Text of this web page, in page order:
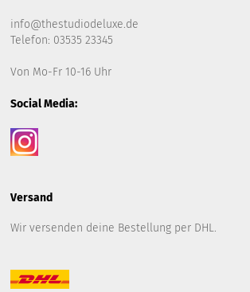
info@thestudiodeluxe.de
Telefon: 03535 23345
Von Mo-Fr 10-16 Uhr
Social Media:
Versand
Wir versenden deine Bestellung per DHL.